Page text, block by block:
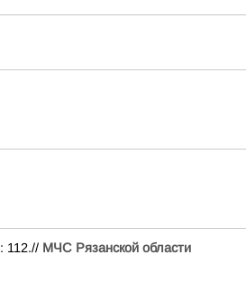
112.// МЧС Рязанской области